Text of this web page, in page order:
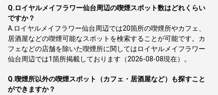
Q.ロイヤルメイフラワー仙台周辺の喫煙スポット数はどれくらい
ですか？
A. ロイヤルメイフラワー仙台周辺では20箇所の喫煙所やカフェ、
居酒屋などの喫煙可能なスポットを検索することが可能です。カ
フェなどの店舗を除いた喫煙所に関してはロイヤルメイフラワー
仙台周辺では1箇所掲載しております（2026-08-08現在）。
Q.喫煙所以外の喫煙スポット（カフェ・居酒屋など）も探すこと
ができますか？